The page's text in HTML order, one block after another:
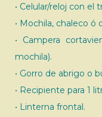
• Celular/reloj con el
• Mochila, chaleco ó
• Campera
mochila).
• Gorro de abrigo o
• Recipiente para 1
• Linterna frontal.